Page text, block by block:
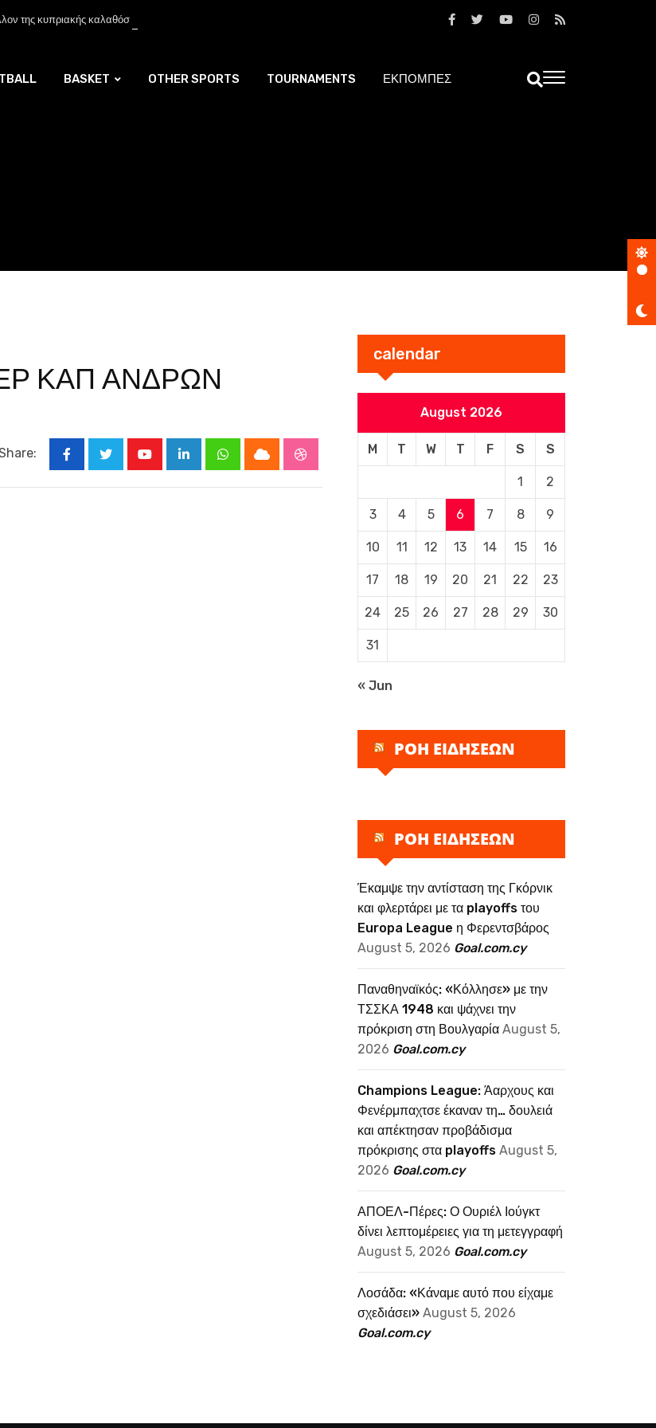
της κυπριακής καλαθόσφαιρας
BASKET OTHER SPORTS TOURNAMENTS ΕΚΠΟΜΠΕΣ
ΚΑΠ ΑΝΔΡΩΝ
LinkedInWhatsappCloud StumbleUpon
calendar
August 2026
M T W T F S S
1 2
3 4 5 6 7 8 9
10 11 12 13 14 15 16
17 18 19 20 21 22 23
24 25 26 27 28 29 30
31
« Jun
ΡΟΗ ΕΙΔΗΣΕΩΝ
ΡΟΗ ΕΙΔΗΣΕΩΝ
Έκαμψε την αντίσταση της Γκόρνικ
και φλερτάρει με τα playoffs του
Europa League η Φερεντσβάρος
August 5, 2026 Goal.com.cy
Παναθηναϊκός: «Κόλλησε» με την
ΤΣΣΚΑ 1948 και ψάχνει την
πρόκριση στη Βουλγαρία August 5,
2026 Goal.com.cy
Champions League: Άαρχους και
Φενέρμπαχτσε έκαναν τη… δουλειά
και απέκτησαν προβάδισμα
πρόκρισης στα playoffs August 5,
2026 Goal.com.cy
ΑΠΟΕΛ-Πέρες: Ο Ουριέλ Ιούγκτ
δίνει λεπτομέρειες για τη μετεγγραφή
August 5, 2026 Goal.com.cy
Λοσάδα: «Κάναμε αυτό που είχαμε
σχεδιάσει» August 5, 2026
Goal.com.cy